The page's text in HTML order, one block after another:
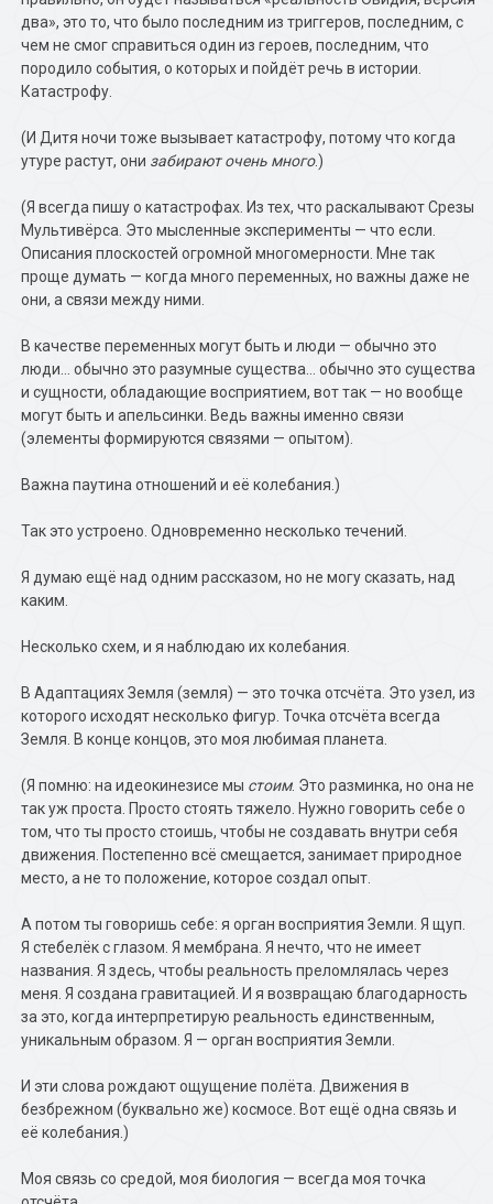
два», это то, что было последним из триггеров, последним, с
чем не смог справиться один из героев, последним, что
породило события, о которых и пойдёт речь в истории.
Катастрофу.
(И Дитя ночи тоже вызывает катастрофу, потому что когда
утуре растут, они забирают очень много.)
(Я всегда пишу о катастрофах. Из тех, что раскалывают Срезы
Мультивёрса. Это мысленные эксперименты — что если.
Описания плоскостей огромной многомерности. Мне так
проще думать — когда много переменных, но важны даже не
они, а связи между ними.
В качестве переменных могут быть и люди — обычно это
люди… обычно это разумные существа… обычно это существа
и сущности, обладающие восприятием, вот так — но вообще
могут быть и апельсинки. Ведь важны именно связи
(элементы формируются связями — опытом).
Важна паутина отношений и её колебания.)
Так это устроено. Одновременно несколько течений.
Я думаю ещё над одним рассказом, но не могу сказать, над
каким.
Несколько схем, и я наблюдаю их колебания.
В Адаптациях Земля (земля) — это точка отсчёта. Это узел, из
которого исходят несколько фигур. Точка отсчёта всегда
Земля. В конце концов, это моя любимая планета.
(Я помню: на идеокинезисе мы стоим. Это разминка, но она не
так уж проста. Просто стоять тяжело. Нужно говорить себе о
том, что ты просто стоишь, чтобы не создавать внутри себя
движения. Постепенно всё смещается, занимает природное
место, а не то положение, которое создал опыт.
А потом ты говоришь себе: я орган восприятия Земли. Я щуп.
Я стебелёк с глазом. Я мембрана. Я нечто, что не имеет
названия. Я здесь, чтобы реальность преломлялась через
меня. Я создана гравитацией. И я возвращаю благодарность
за это, когда интерпретирую реальность единственным,
уникальным образом. Я — орган восприятия Земли.
И эти слова рождают ощущение полёта. Движения в
безбрежном (буквально же) космосе. Вот ещё одна связь и
её колебания.)
Моя связь со средой, моя биология — всегда моя точка